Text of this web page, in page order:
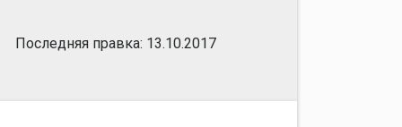
Последняя правка: 13.10.2017